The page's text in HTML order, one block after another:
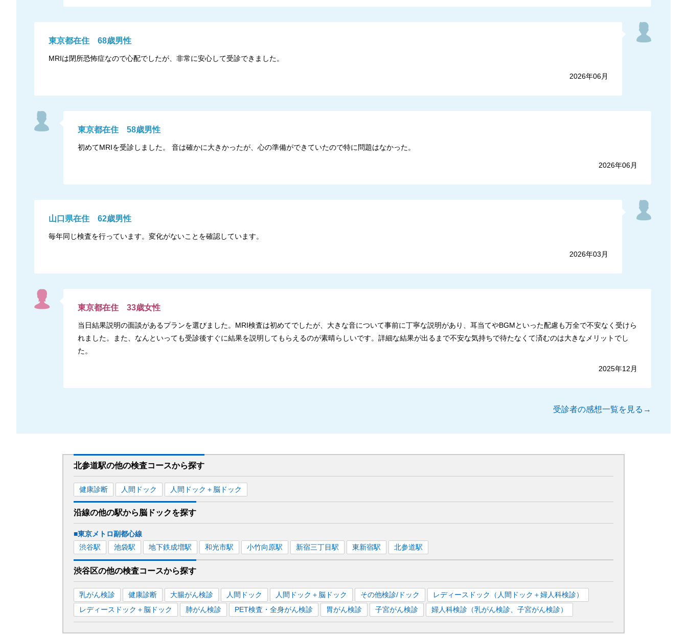
東京都在住 68歳男性
MRIは閉所恐怖症なので心配でしたが、非常に安心して受診できました。
2026年06月
東京都在住 58歳男性
初めてMRIを受診しました。 音は確かに大きかったが、心の準備ができていたので特に問題はなかった。
2026年06月
山口県在住 62歳男性
毎年同じ検査を行っています。変化がないことを確認しています。
2026年03月
東京都在住 33歳女性
当日結果説明の面談があるプランを選びました。MRI検査は初めてでしたが、大きな音について事前に丁寧な説明があり、耳当てやBGMといった配慮も万全で不安なく受けら
れました。また、なんといっても受診後すぐに結果を説明してもらえるのが素晴らしいです。詳細な結果が出るまで不安な気持ちで待たなくて済むのは大きなメリットでし
た。
2025年12月
受診者の感想一覧を見る→
北参道駅の他の検査コースから探す
健康診断 人間ドック 人間ドック＋脳ドック
沿線の他の駅から脳ドックを探す
■東京メトロ副都心線
渋谷駅 池袋駅 地下鉄成増駅 和光市駅 小竹向原駅 新宿三丁目駅 東新宿駅 北参道駅
渋谷区の他の検査コースから探す
乳がん検診 健康診断 大腸がん検診 人間ドック 人間ドック＋脳ドック その他検診/ドック
レディースドック（人間ドック＋婦人科検診）
レディースドック＋脳ドック
肺がん検診 PET検査・全身がん検診 胃がん検診 子宮がん検診 婦人科検診（乳がん検診、子宮がん検診）